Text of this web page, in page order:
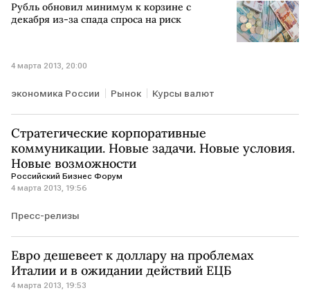
Рубль обновил минимум к корзине с
декабря из-за спада спроса на риск
4 марта 2013, 20:00
экономика России Рынок Курсы валют
Стратегические корпоративные
коммуникации. Новые задачи. Новые условия.
Новые возможности
Российский Бизнес Форум
4 марта 2013, 19:56
Пресс-релизы
Евро дешевеет к доллару на проблемах
Италии и в ожидании действий ЕЦБ
4 марта 2013, 19:53